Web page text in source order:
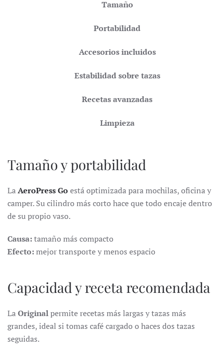
Tamaño
Portabilidad
Accesorios incluidos
Estabilidad sobre tazas
Recetas avanzadas
Limpieza
Tamaño y portabilidad
LaAeroPress Go está optimizada para mochilas, oficina y
camper. Su cilindro más corto hace que todo encaje dentro
de su propio vaso.
Causa:tamaño más compacto
Efecto:mejor transporte y menos espacio
Capacidad y receta recomendada
LaOriginalpermite recetas más largas y tazas más
grandes, ideal si tomas café cargado o haces dos tazas
seguidas.